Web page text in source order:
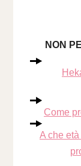
NON
Come
A che